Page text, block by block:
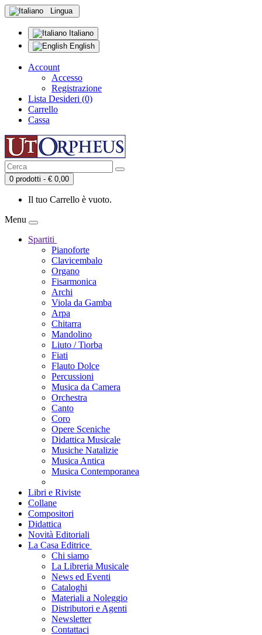
Lingua
Italiano
English
Account
Accesso
Registrazione
Lista Desideri (0)
Carrello
Cassa
0 prodotti - € 0,00
Il tuo Carrello è vuoto.
Menu
Spartiti
Pianoforte
Clavicembalo
Organo
Fisarmonica
Archi
Viola da Gamba
Arpa
Chitarra
Mandolino
Liuto / Tiorba
Fiati
Flauto Dolce
Percussioni
Musica da Camera
Orchestra
Canto
Coro
Opere Sceniche
Didattica Musicale
Musiche Natalizie
Musica Antica
Musica Contemporanea
Libri e Riviste
Collane
Compositori
Didattica
Novità Editoriali
La Casa Editrice
Chi siamo
La Libreria Musicale
News ed Eventi
Cataloghi
Materiali a Noleggio
Distributori e Agenti
Newsletter
Contattaci